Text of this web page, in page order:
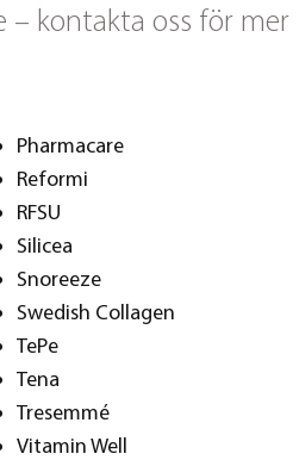
– kontakta oss för mer
Pharmacare
Reformi
RFSU
Silicea
Snoreeze
Swedish Collagen
TePe
Tena
Tresemmé
Vitamin Well